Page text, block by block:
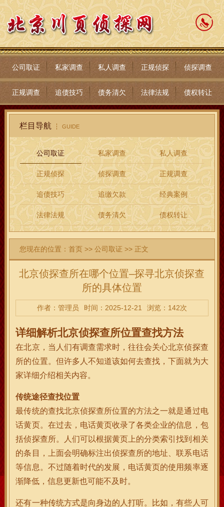
公司取证 私家调查 私人调查 正规侦探 侦探调查
正规调查 追债技巧 债务清欠 法律法规 债权转让
栏目导航 GUIDE
公司取证 私家调查 私人调查
正规侦探 侦探调查 正规调查
追债技巧 追缴欠款 经典案例
法律法规 债务清欠 债权转让
您现在的位置：首页 >>公司取证 >> 正文
北京侦探查所在哪个位置–探寻北京侦探查
所的具体位置
作者：管理员 时间：2025-12-21 浏览：142次
详细解析北京侦探查所位置查找方法
在北京，当人们有调查需求时，往往会关心北京侦探查
所的位置。但许多人不知道该如何去查找，下面就为大
家详细介绍相关内容。
传统途径查找位置
最传统的查找北京侦探查所位置的方法之一就是通过电
话黄页。在过去，电话黄页收录了各类企业的信息，包
括侦探查所。人们可以根据黄页上的分类索引找到相关
的条目，上面会明确标注出侦探查所的地址、联系电话
等信息。不过随着时代的发展，电话黄页的使用频率逐
渐降低，信息更新也可能不及时。
还有一种传统方式是向身边的人打听。比如，有些人可